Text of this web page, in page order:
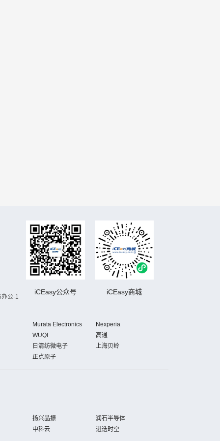
公-1
iCEasy公众号 iCEasy商城
Murata Electronics
Nexperia
WUQI
高通
日清纺微电子
上海贝岭
正点原子
扬兴晶振
润石半导体
中科云
进迭时空